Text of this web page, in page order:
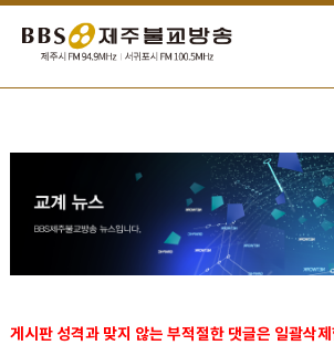
게시판 성격과 맞지 않는 부적절한 댓글은 일괄삭